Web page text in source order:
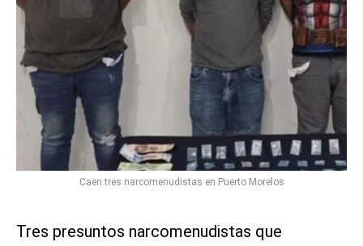
Caen tres narcomenudistas en Puerto Morelos
Tres presuntos narcomenudistas que